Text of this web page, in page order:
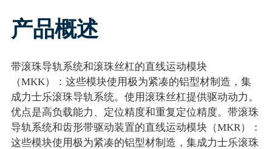
产品概述
带滚珠导轨系统和滚珠丝杠的直线运动模块
（MKK）：这些模块使用极为紧凑的铝型材制造，集
成力士乐滚珠导轨系统。使用滚珠丝杠提供驱动动力。
优点是高负载能力、定位精度和重复定位精度。带滚珠
导轨系统和齿形带驱动装置的直线运动模块（MKR）：
这些模块使用极为紧凑的铝型材制造，集成力士乐滚珠